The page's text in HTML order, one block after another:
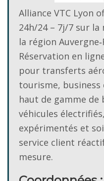
Alliance VTC Lyon
24h/24 – 7j/7 sur
la région
Réservation en
pour transferts
tourisme,
haut de gamme de
véhicules
expérimentés et
service client
mesure.